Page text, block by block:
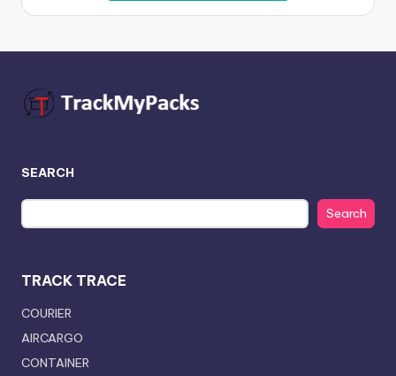
SEARCH
Search
TRACK TRACE
COURIER
AIRCARGO
CONTAINER